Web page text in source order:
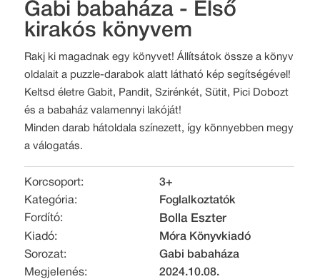
Gabi babaháza - Első
kirakós könyvem
Rakj ki magadnak egy könyvet! Állítsátok össze a könyv
oldalait a puzzle-darabok alatt látható kép segítségével!
Keltsd életre Gabit, Pandit, Szirénkét, Sütit, Pici Dobozt
és a babaház valamennyi lakóját!
Minden darab hátoldala színezett, így könnyebben megy
a válogatás.
Korcsoport:
3+
Kategória:
Foglalkoztatók
Fordító:
Bolla Eszter
Kiadó:
Móra Könyvkiadó
Sorozat:
Gabi babaháza
Megjelenés:
2024.10.08.